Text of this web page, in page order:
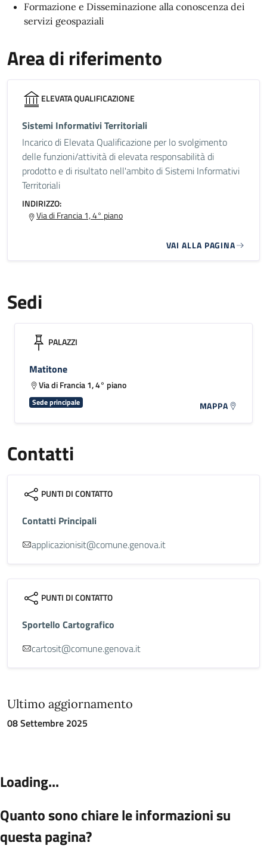
Formazione e Disseminazione alla conoscenza dei
servizi geospaziali
Area di riferimento
ELEVATA QUALIFICAZIONE
Sistemi Informativi Territoriali
Incarico di Elevata Qualificazione per lo svolgimento
delle funzioni/attività di elevata responsabilità di
prodotto e di risultato nell'ambito di Sistemi Informativi
Territoriali
INDIRIZZO:
Via di Francia 1, 4° piano
VAI ALLA PAGINA
Sedi
PALAZZI
Matitone
Via di Francia 1, 4° piano
Sede principale MAPPA
Contatti
PUNTI DI CONTATTO
Contatti Principali
applicazionisit@comune.genova.it
PUNTI DI CONTATTO
Sportello Cartografico
cartosit@comune.genova.it
Ultimo aggiornamento
08 Settembre 2025